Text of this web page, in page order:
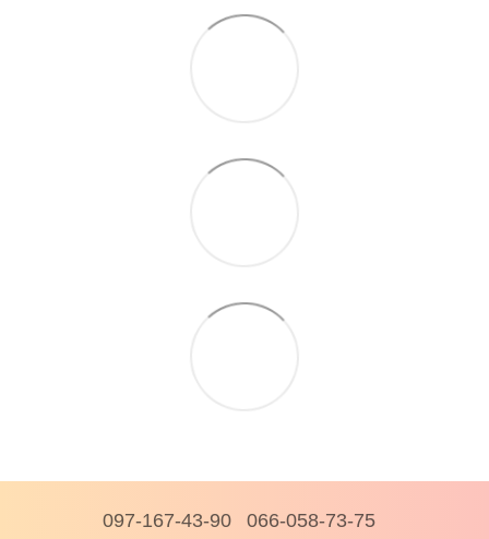
097-167-43-90 066-058-73-75